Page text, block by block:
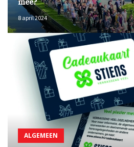
mee?
8 april 2024
ALGEMEEN